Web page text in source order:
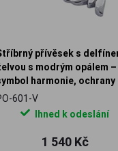
přívěsek s
s modrým opálem –
harmonie, ochrany
601-V
Ihned k odeslání
1 540 Kč